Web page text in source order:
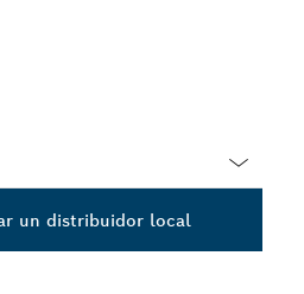
un distribuidor local